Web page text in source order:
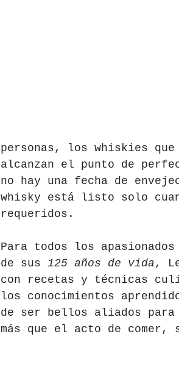
personas, los whiskies
alcanzan el punto de
no hay una fecha de
whisky está listo solo
requeridos.
Para todos los
de sus 125 años de vida ,
con recetas y técnicas
los conocimientos
de ser bellos aliados para
más que el acto de comer,